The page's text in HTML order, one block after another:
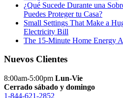
¿Qué Sucede Durante una
Puedes Proteger tu Casa?
Small Settings That Make a
Electricity Bill
The 15-Minute Home Energy
Nuevos Clientes
8:00am-5:00pm Lun-Vie
Cerrado sábado y domingo
1-844-621-2852